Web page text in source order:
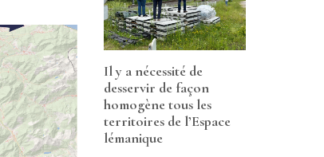
Il y a nécessité de
desservir de façon
homogène tous les
territoires de l’Espace
lémanique